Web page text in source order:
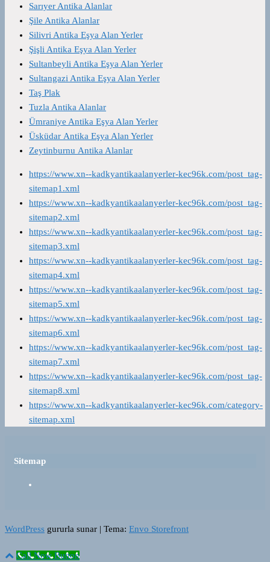
Sarıyer Antika Alanlar
Şile Antika Alanlar
Silivri Antika Eşya Alan Yerler
Şişli Antika Eşya Alan Yerler
Sultanbeyli Antika Eşya Alan Yerler
Sultangazi Antika Eşya Alan Yerler
Taş Plak
Tuzla Antika Alanlar
Ümraniye Antika Eşya Alan Yerler
Üsküdar Antika Eşya Alan Yerler
Zeytinburnu Antika Alanlar
https://www.xn--kadkyantikaalanyerler-kec96k.com/post_tag-
sitemap1.xml
https://www.xn--kadkyantikaalanyerler-kec96k.com/post_tag-
sitemap2.xml
https://www.xn--kadkyantikaalanyerler-kec96k.com/post_tag-
sitemap3.xml
https://www.xn--kadkyantikaalanyerler-kec96k.com/post_tag-
sitemap4.xml
https://www.xn--kadkyantikaalanyerler-kec96k.com/post_tag-
sitemap5.xml
https://www.xn--kadkyantikaalanyerler-kec96k.com/post_tag-
sitemap6.xml
https://www.xn--kadkyantikaalanyerler-kec96k.com/post_tag-
sitemap7.xml
https://www.xn--kadkyantikaalanyerler-kec96k.com/post_tag-
sitemap8.xml
https://www.xn--kadkyantikaalanyerler-kec96k.com/category-
sitemap.xml
Sitemap
WordPress gururla sunar | Tema: Envo Storefront
Call Now Button